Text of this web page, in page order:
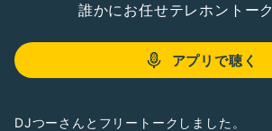
誰かにお任せテレホントーク
アプリで聴く
DJつーさんとフリートークしました。